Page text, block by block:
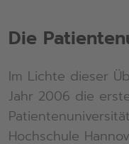
Die
Im Lichte dieser
Jahr 2006 die
Hochschule